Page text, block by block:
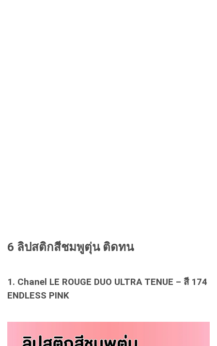
6 ลิปสติกสีชมพูตุ่น ติดทน
1. Chanel LE ROUGE DUO ULTRA TENUE – สี 174
ENDLESS PINK